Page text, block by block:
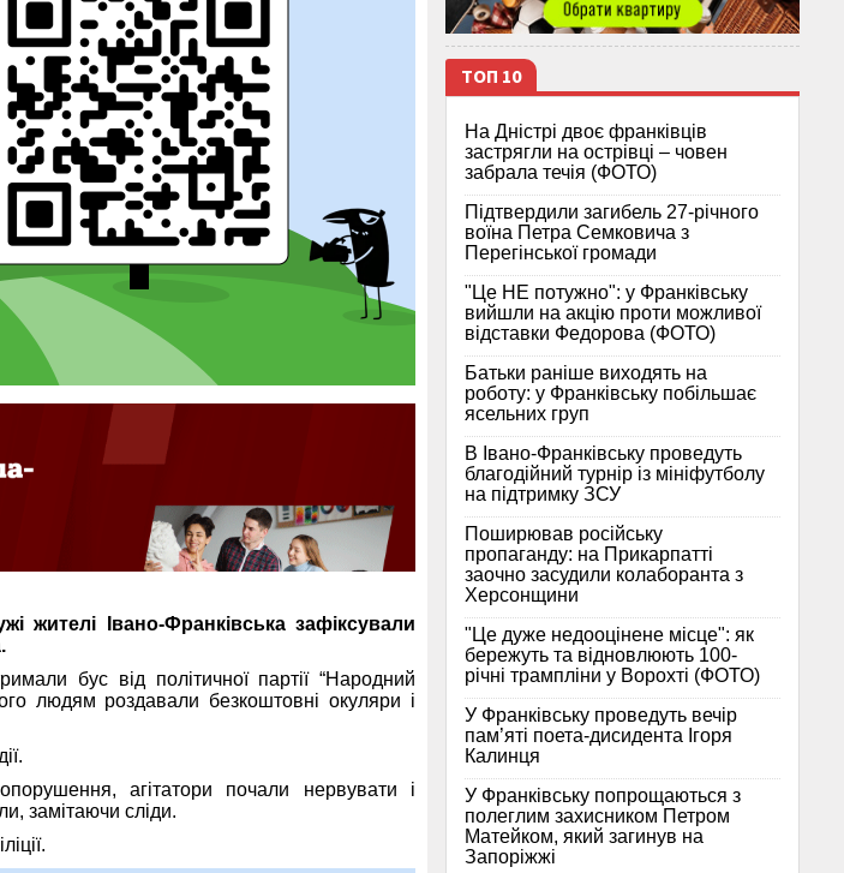
жителі Івано-Франківська зафіксували
бус від політичної партії “Народний
людям роздавали безкоштовні окуляри і
агітатори почали нервувати і
замітаючи сліди.
ТОП 10
На Дністрі двоє франківців
застрягли на острівці – човен
забрала течія (ФОТО)
Підтвердили загибель 27-річного
воїна Петра Семковича з
Перегінської громади
"Це НЕ потужно": у Франківську
вийшли на акцію проти можливої
відставки Федорова (ФОТО)
Батьки раніше виходять на
роботу: у Франківську побільшає
ясельних груп
В Івано-Франківську проведуть
благодійний турнір із мініфутболу
на підтримку ЗСУ
Поширював російську
пропаганду: на Прикарпатті
заочно засудили колаборанта з
Херсонщини
"Це дуже недооцінене місце": як
бережуть та відновлюють 100-
річні трампліни у Ворохті (ФОТО)
У Франківську проведуть вечір
пам’яті поета-дисидента Ігоря
Калинця
У Франківську попрощаються з
полеглим захисником Петром
Матейком, який загинув на
Запоріжжі